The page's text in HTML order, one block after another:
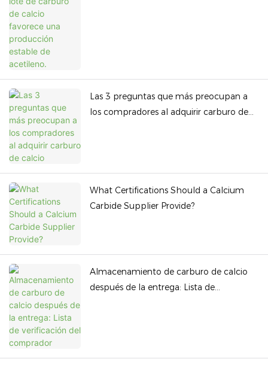
Las 3 preguntas que más preocupan a
los compradores al adquirir carburo de
What Certifications Should a Calcium
Carbide Supplier Provide?
Almacenamiento de carburo de calcio
después de la entrega: Lista de